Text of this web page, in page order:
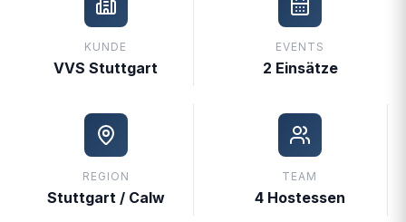
KUNDE
VVS Stuttgart
EVENTS
2 Einsätze
REGION
Stuttgart / Calw
TEAM
4 Hostessen